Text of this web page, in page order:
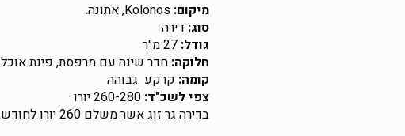
מיקום:
סוג: דירה
גודל:
חלוקה: חדר שינה עם מרפסת, פינת אוכל
קומה: קרקע גבוהה
צפי לשכ"ד:
בדירה גר זוג אשר משלם 260 יורו לחודש.